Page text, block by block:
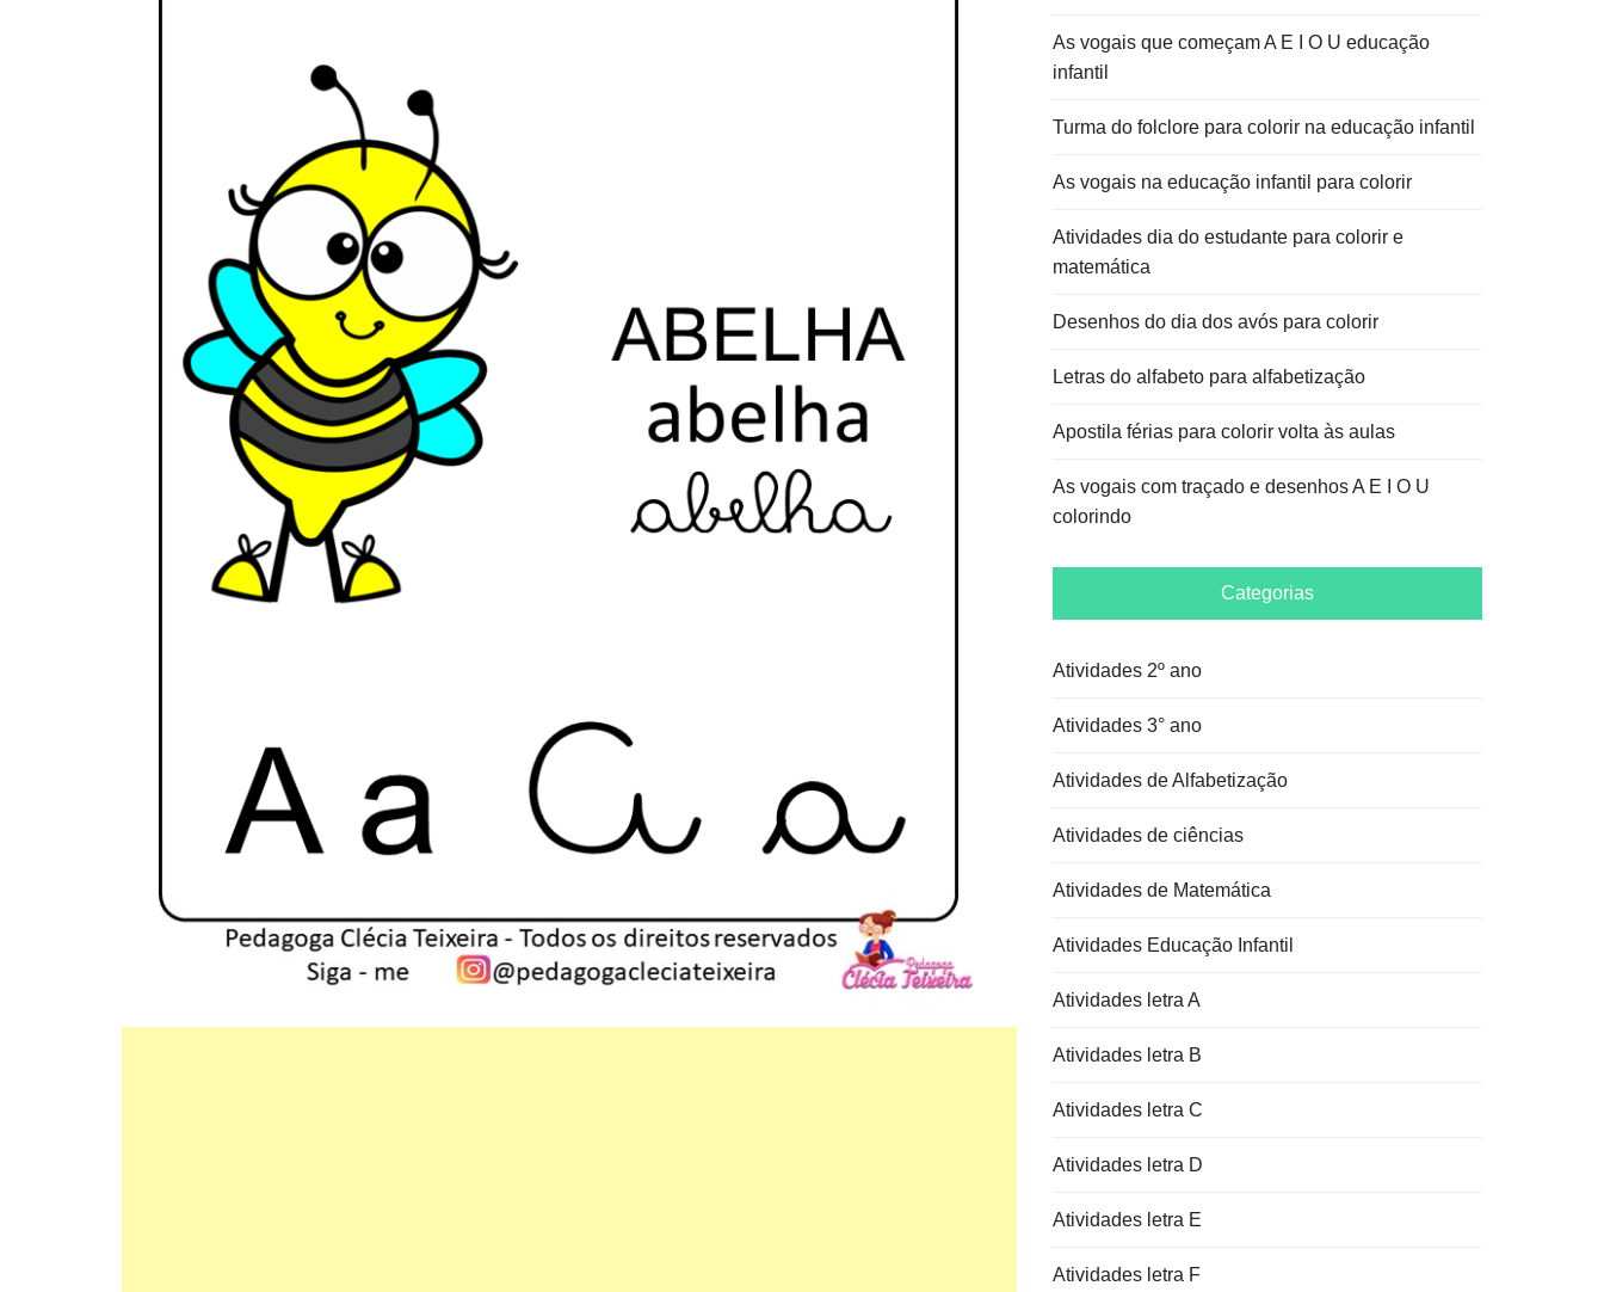
As vogais que começam A E I O U educação
infantil
Turma do folclore para colorir na educação infantil
As vogais na educação infantil para colorir
Atividades dia do estudante para colorir e
matemática
Desenhos do dia dos avós para colorir
Letras do alfabeto para alfabetização
Apostila férias para colorir volta às aulas
As vogais com traçado e desenhos A E I O U
colorindo
Categorias
Atividades 2º ano
Atividades 3° ano
Atividades de Alfabetização
Atividades de ciências
Atividades de Matemática
Atividades Educação Infantil
Atividades letra A
Atividades letra B
Atividades letra C
Atividades letra D
Atividades letra E
Atividades letra F